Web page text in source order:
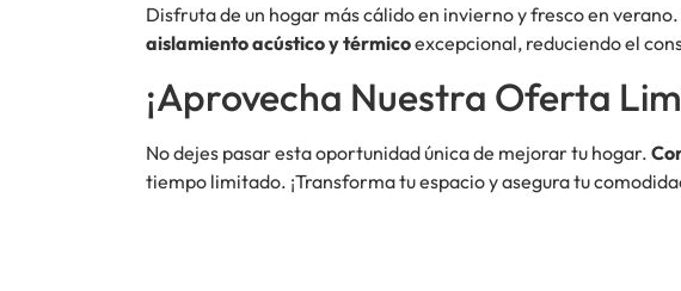
Disfruta de un hogar más cálido en invierno y fresco en
aislamiento acústico y térmicoexcepcional, reduciendo el
¡Aprovecha Nuestra Oferta
No dejes pasar esta oportunidad única de mejorar tu hogar.
tiempo limitado. ¡Transforma tu espacio y asegura tu